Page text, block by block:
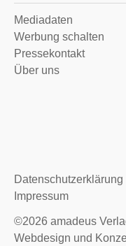
Mediadaten
Werbung schalten
Pressekontakt
Über uns
Datenschutzerklärung
Impressum
©2026 amadeus
Webdesign und